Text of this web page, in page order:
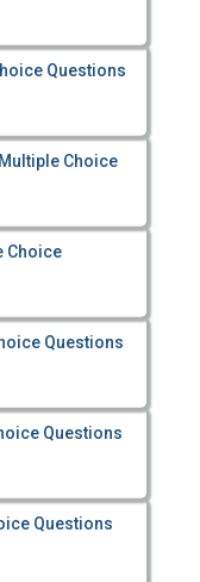
Questions
Choice
Choice
Questions
Questions
Questions